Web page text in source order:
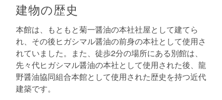
建物の歴史
本館は、もともと菊一醤油の本社社屋として建てら
れ、その後ヒガシマル醤油の前身の本社として使用さ
れていました。また、徒歩2分の場所にある別館は、
先々代ヒガシマル醤油の本社として使用された後、龍
野醤油協同組合本館として使用された歴史を持つ近代
建築です。